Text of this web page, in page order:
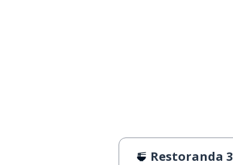
Restoranda 3